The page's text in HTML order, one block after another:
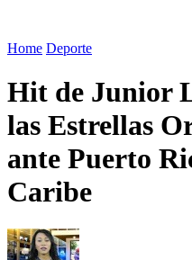
Home Deporte
Hit de Junior
las Estrellas
ante Puerto
Caribe